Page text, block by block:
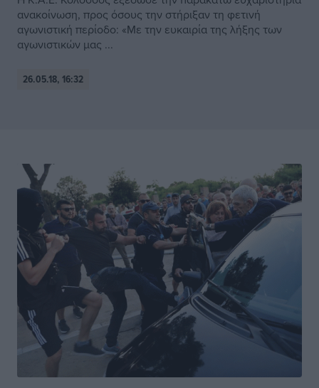
ανακοίνωση, προς όσους την στήριξαν τη φετινή
αγωνιστική περίοδο: «Με την ευκαιρία της λήξης των
αγωνιστικών μας ...
26.05.18, 16:32